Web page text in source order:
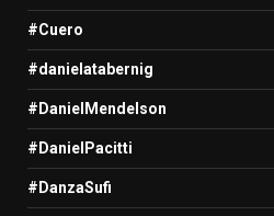
#Cuero
#danielatabernig
#DanielMendelson
#DanielPacitti
#DanzaSufi